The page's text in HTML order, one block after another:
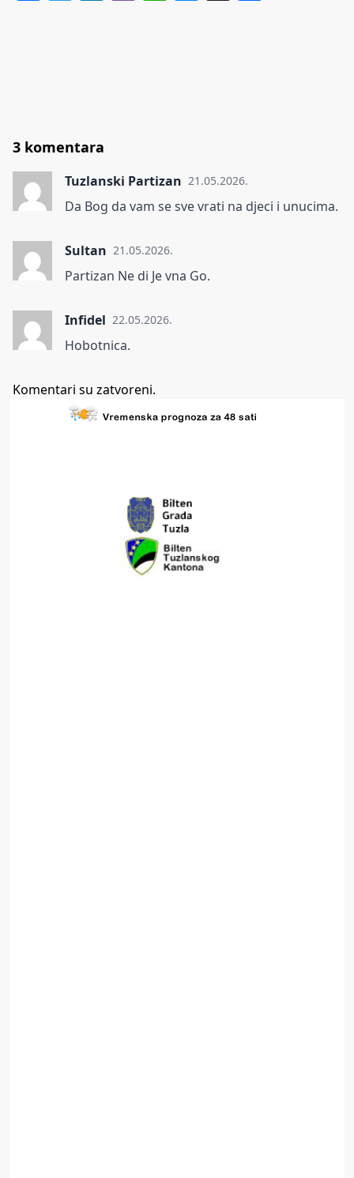
3 komentara
Tuzlanski Partizan 21.05.2026.
Da Bog da vam se sve vrati na djeci i unucima.
Sultan 21.05.2026.
Partizan Ne di Je vna Go.
Infidel 22.05.2026.
Hobotnica.
Komentari su zatvoreni.